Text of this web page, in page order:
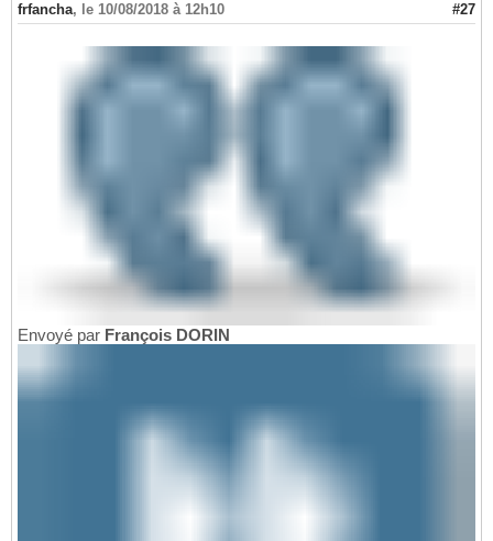
frfancha, le 10/08/2018 à 12h10 #27
Envoyé par François DORIN